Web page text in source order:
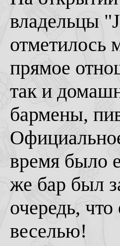
владельцы
отметилось
прямое
так и
бармены,
время было
же бар был
очередь,
веселью!